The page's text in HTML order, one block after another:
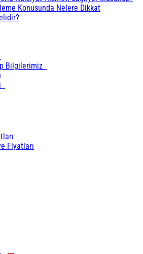
Konusunda Nelere Dikkat
Bilgilerimiz
Fiyatları